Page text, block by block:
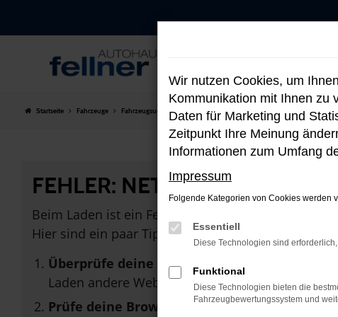
Hauptinhalt
Startseite Fahrzeuge Fahrzeugsuche
FEHLER: NETWORK ERROR
Beim Laden ist ein Fehler aufgetreten.
Hier sind ein paar Tipps, die dir helfen können:
Überprüfe deine Firewall und deine
Laden andere Webseiten, zum Beispiel deine
Prüfe deine Browsererweiterungen.
Wir nutzen Cookies, um
Kommunikation mit Ihnen zu
Daten für Marketing und
Zeitpunkt Ihre Meinung
Informationen zum Umfang
Impressum
Folgende Kategorien von Cookies werden
Essentiell
Diese Technologien sind
Funktional
Diese Technologien bieten die
Fahrzeugbewertungssystem und